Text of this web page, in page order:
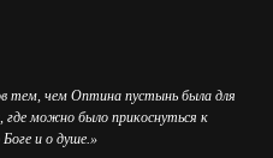
тем, чем Оптина пустынь была для
можно было прикоснуться к
и о душе.»